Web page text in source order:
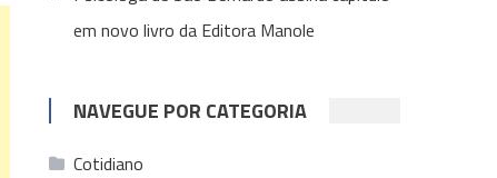
em novo livro da Editora Manole
NAVEGUE POR CATEGORIA
Cotidiano